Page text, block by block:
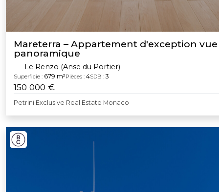
Mareterra – Appartement d'exception vue
panoramique
Le Renzo (Anse du Portier)
Superficie : 679 m²Pièces : 4SDB : 3
150 000 €
Petrini Exclusive Real Estate Monaco